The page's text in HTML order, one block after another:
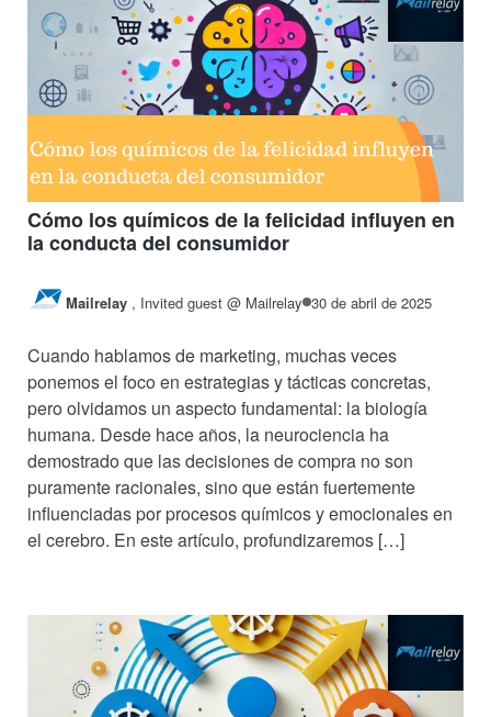
Cómo los químicos de la felicidad influyen en
la conducta del consumidor
Mailrelay , Invited guest @ Mailrelay 30 de abril de 2025
Cuando hablamos de marketing, muchas veces
ponemos el foco en estrategias y tácticas concretas,
pero olvidamos un aspecto fundamental: la biología
humana. Desde hace años, la neurociencia ha
demostrado que las decisiones de compra no son
puramente racionales, sino que están fuertemente
influenciadas por procesos químicos y emocionales en
el cerebro. En este artículo, profundizaremos […]